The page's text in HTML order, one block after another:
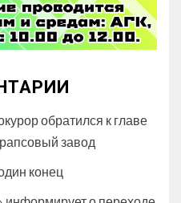
обратился к главе
завод
конец